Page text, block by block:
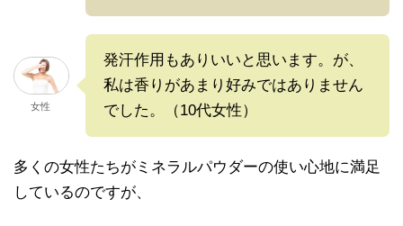
女性
発汗作用もありいいと思います。が、
私は香りがあまり好みではありません
でした。（10代女性）
多くの女性たちがミネラルパウダーの使い心地に満足
しているのですが、